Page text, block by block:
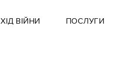
ХІД ВІЙНИ ПОСЛУГИ